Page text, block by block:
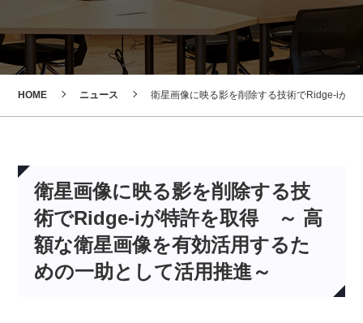
HOME ニュース 衛星画像に映る影を削除する技術でRidge-iが
衛星画像に映る影を削除する技
術でRidge-iが特許を取得 ～ 高
額な衛星画像を有効活用するた
めの一助として活用推進～